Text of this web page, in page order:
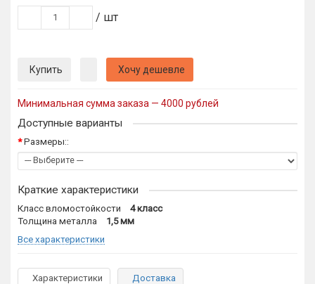
/ шт
Купить Хочу дешевле
Минимальная сумма заказа — 4000 рублей
Доступные варианты
Размеры::
Краткие характеристики
Класс вломостойкости
4 класс
Толщина металла
1,5 мм
Все характеристики
Характеристики Доставка